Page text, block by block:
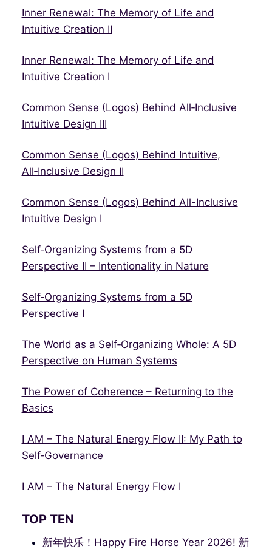
Inner Renewal: The Memory of Life and
Intuitive Creation II
Inner Renewal: The Memory of Life and
Intuitive Creation I
Common Sense (Logos) Behind All‑Inclusive
Intuitive Design III
Common Sense (Logos) Behind Intuitive,
All‑Inclusive Design II
Common Sense (Logos) Behind All-Inclusive
Intuitive Design I
Self‑Organizing Systems from a 5D
Perspective II – Intentionality in Nature
Self‑Organizing Systems from a 5D
Perspective I
The World as a Self‑Organizing Whole: A 5D
Perspective on Human Systems
The Power of Coherence – Returning to the
Basics
I AM – The Natural Energy Flow II: My Path to
Self‑Governance
I AM – The Natural Energy Flow I
TOP TEN
新年快乐！Happy Fire Horse Year 2026! 新